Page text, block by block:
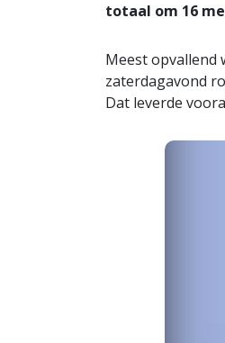
totaal om 16
Meest opvallend
zaterdagavond
Dat leverde